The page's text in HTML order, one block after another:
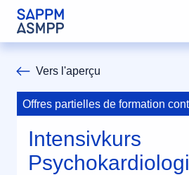
Vers l'aperçu
Offres partielles de formation
Intensivkurs